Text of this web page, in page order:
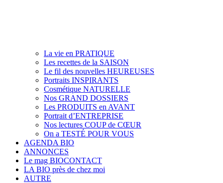
La vie en PRATIQUE
Les recettes de la SAISON
Le fil des nouvelles HEUREUSES
Portraits INSPIRANTS
Cosmétique NATURELLE
Nos GRAND DOSSIERS
Les PRODUITS en AVANT
Portrait d’ENTREPRISE
Nos lectures COUP de CŒUR
On a TESTÉ POUR VOUS
AGENDA BIO
ANNONCES
Le mag BIOCONTACT
LA BIO près de chez moi
AUTRE